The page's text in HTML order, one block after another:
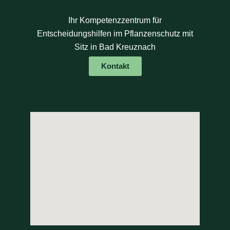
Ihr Kompetenzzentrum für
Entscheidungshilfen im Pflanzenschutz mit
Sitz in Bad Kreuznach
Kontakt